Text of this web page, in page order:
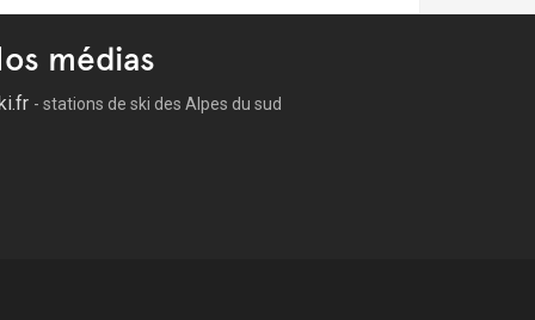
médias
- stations de ski des Alpes du sud